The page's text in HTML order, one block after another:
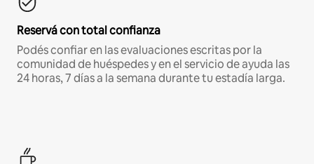
Reservá con total confianza
Podés confiar en las evaluaciones escritas por la
comunidad de huéspedes y en el servicio de ayuda las
24 horas, 7 días a la semana durante tu estadía larga.